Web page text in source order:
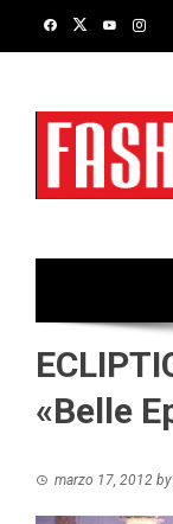
«Belle
marzo 17, 2012 by